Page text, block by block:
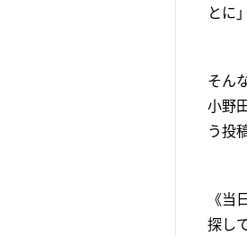
とに
そん
小野
う投
《
探し